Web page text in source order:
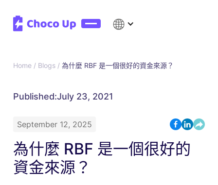
Home / Blogs / 為什麼 RBF 是一個很好的資金來源？
Published:July 23, 2021
September 12, 2025
為什麼 RBF 是一個很好的
資金來源？